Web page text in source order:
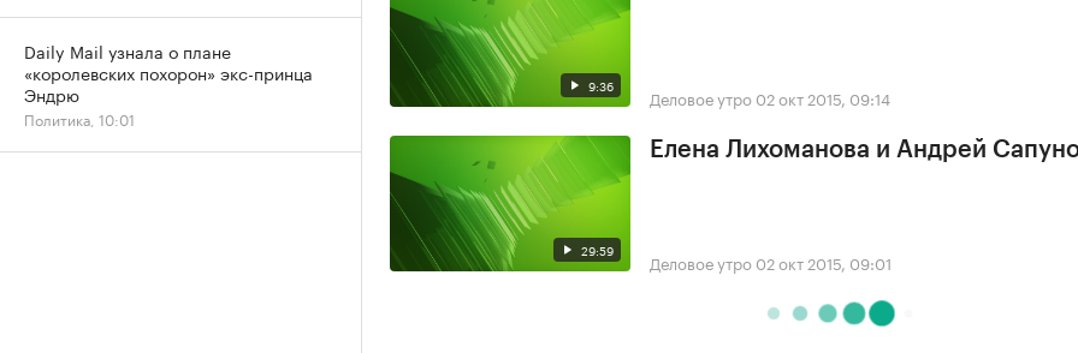
9:36 Деловое утро 02 окт 2015, 09:14
29:59
Елена Лихоманова и Андрей
Деловое утро 02 окт 2015, 09:01
Daily Mail узнала о плане
«королевских похорон» экс-принца
Эндрю
Политика, 10:01